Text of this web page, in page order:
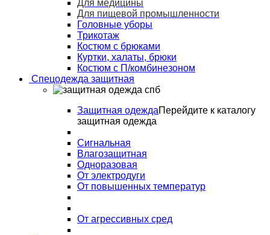
Для медицины
Для пищевой промышленности
Головные уборы
Трикотаж
Костюм с брюками
Куртки, халаты, брюки
Костюм с П/комбинезоном
Спецодежда защитная
Защитная одеждаПерейдите к каталогу
защитная одежда
Сигнальная
Влагозащитная
Одноразовая
От электродуги
От повышенных температур
От агрессивных сред